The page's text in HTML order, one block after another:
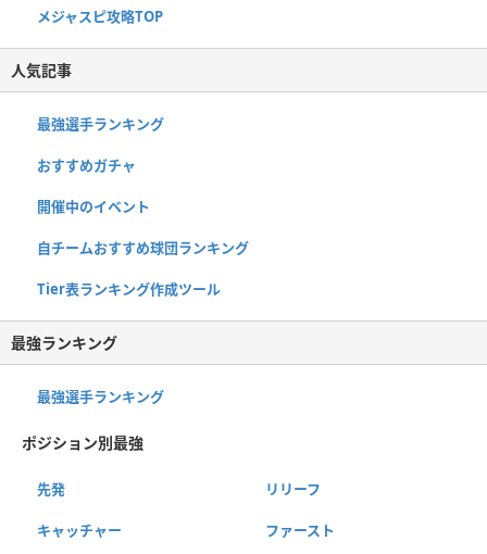
メジャスピ攻略TOP
人気記事
最強選手ランキング
おすすめガチャ
開催中のイベント
自チームおすすめ球団ランキング
Tier表ランキング作成ツール
最強ランキング
最強選手ランキング
ポジション別最強
先発 リリーフ
キャッチャー ファースト